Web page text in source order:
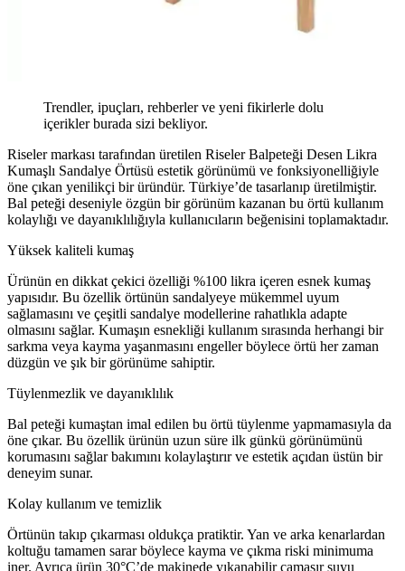
Trendler, ipuçları, rehberler ve yeni fikirlerle dolu
içerikler burada sizi bekliyor.
Riseler markası tarafından üretilen Riseler Balpeteği Desen Likra
Kumaşlı Sandalye Örtüsü estetik görünümü ve fonksiyonelliğiyle
öne çıkan yenilikçi bir üründür. Türkiye’de tasarlanıp üretilmiştir.
Bal peteği deseniyle özgün bir görünüm kazanan bu örtü kullanım
kolaylığı ve dayanıklılığıyla kullanıcıların beğenisini toplamaktadır.
Yüksek kaliteli kumaş
Ürünün en dikkat çekici özelliği %100 likra içeren esnek kumaş
yapısıdır. Bu özellik örtünün sandalyeye mükemmel uyum
sağlamasını ve çeşitli sandalye modellerine rahatlıkla adapte
olmasını sağlar. Kumaşın esnekliği kullanım sırasında herhangi bir
sarkma veya kayma yaşanmasını engeller böylece örtü her zaman
düzgün ve şık bir görünüme sahiptir.
Tüylenmezlik ve dayanıklılık
Bal peteği kumaştan imal edilen bu örtü tüylenme yapmamasıyla da
öne çıkar. Bu özellik ürünün uzun süre ilk günkü görünümünü
korumasını sağlar bakımını kolaylaştırır ve estetik açıdan üstün bir
deneyim sunar.
Kolay kullanım ve temizlik
Örtünün takıp çıkarması oldukça pratiktir. Yan ve arka kenarlardan
koltuğu tamamen sarar böylece kayma ve çıkma riski minimuma
iner. Ayrıca ürün 30°C’de makinede yıkanabilir çamaşır suyu